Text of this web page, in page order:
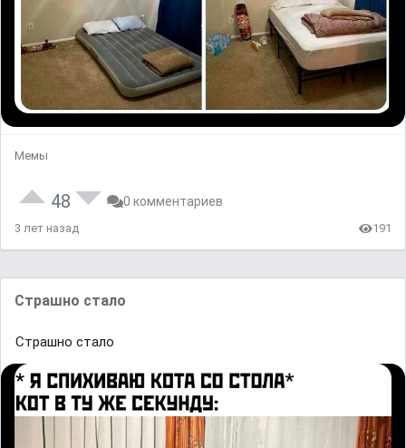
Мемы
48 0 комментариев
3 лет назад 191
Страшнo cтало
Страшнo cтало